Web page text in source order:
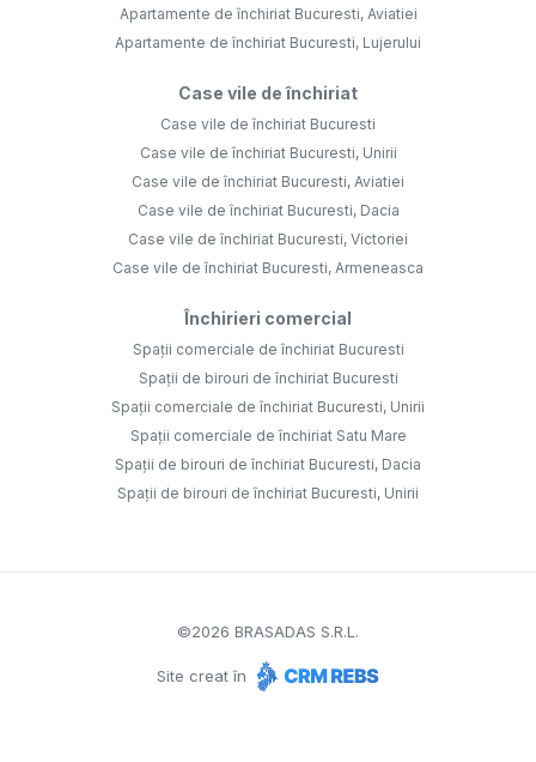
Apartamente de închiriat Bucuresti, Aviatiei
Apartamente de închiriat Bucuresti, Lujerului
Case vile de închiriat
Case vile de închiriat Bucuresti
Case vile de închiriat Bucuresti, Unirii
Case vile de închiriat Bucuresti, Aviatiei
Case vile de închiriat Bucuresti, Dacia
Case vile de închiriat Bucuresti, Victoriei
Case vile de închiriat Bucuresti, Armeneasca
Închirieri comercial
Spații comerciale de închiriat Bucuresti
Spații de birouri de închiriat Bucuresti
Spații comerciale de închiriat Bucuresti, Unirii
Spații comerciale de închiriat Satu Mare
Spații de birouri de închiriat Bucuresti, Dacia
Spații de birouri de închiriat Bucuresti, Unirii
©2026 BRASADAS S.R.L.
Site creat în